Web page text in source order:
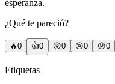
esperanza.
¿Qué te pareció?
🔥0 👍0 😲0 😢0 😠0
Etiquetas